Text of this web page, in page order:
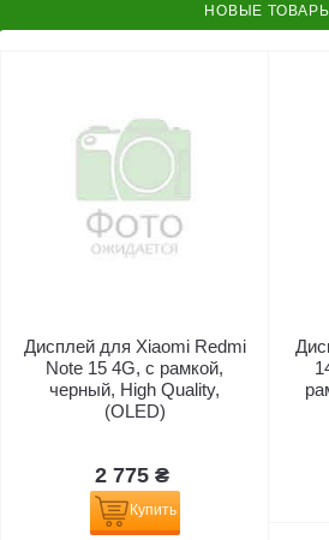
НОВЫЕ ТОВАРЫ
Дисплей для Xiaomi Redmi
Note 15 4G, с рамкой,
черный, High Quality,
(OLED)
2 775 ₴
Купить